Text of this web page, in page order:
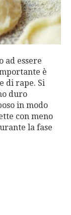
ad essere
è
di rape. Si
duro
in modo
con meno
la fase